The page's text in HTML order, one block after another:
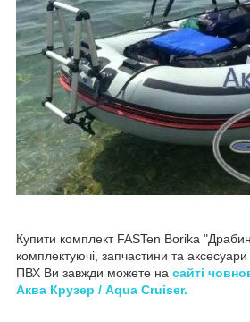
Купити комплект FASTen Borika
комплектуючі, запчастини та
ПВХ Ви завжди можете на сайті
Аква Крузер / Aqua Cruiser.